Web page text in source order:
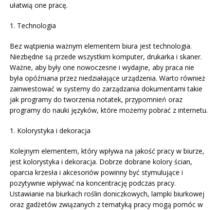
ułatwią one pracę.
1. Technologia
Bez wątpienia ważnym elementem biura jest technologia.
Niezbędne są przede wszystkim komputer, drukarka i skaner.
Ważne, aby były one nowoczesne i wydajne, aby praca nie
była opóźniana przez niedziałające urządzenia. Warto również
zainwestować w systemy do zarządzania dokumentami takie
jak programy do tworzenia notatek, przypomnień oraz
programy do nauki języków, które możemy pobrać z internetu.
1. Kolorystyka i dekoracja
Kolejnym elementem, który wpływa na jakość pracy w biurze,
jest kolorystyka i dekoracja. Dobrze dobrane kolory ścian,
oparcia krzesła i akcesoriów powinny być stymulujące i
pozytywnie wpływać na koncentrację podczas pracy.
Ustawianie na biurkach roślin doniczkowych, lampki biurkowej
oraz gadżetów związanych z tematyką pracy mogą pomóc w